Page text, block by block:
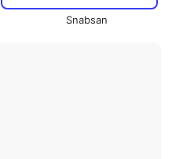
Snabsan